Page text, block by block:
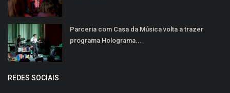
Parceria com Casa da Música volta a trazer
programa Holograma...
REDES SOCIAIS